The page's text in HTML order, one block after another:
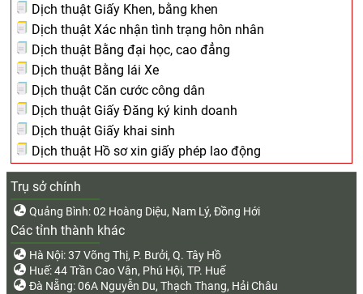
Dịch thuật Giấy Khen, bằng khen
Dịch thuật Xác nhận tình trạng hôn nhân
Dịch thuật Bằng đại học, cao đẳng
Dịch thuật Bằng lái Xe
Dịch thuật Căn cước công dân
Dịch thuật Giấy Đăng ký kinh doanh
Dịch thuật Giấy khai sinh
Dịch thuật Hồ sơ xin giấy phép lao động
Trụ sở chính
Quảng Bình: 02 Hoàng Diệu, Nam Lý, Đồng Hới
Các tỉnh thành khác
Hà Nội: 37 Võng Thị, P. Bưởi, Q. Tây Hồ
Huế: 44 Trần Cao Vân, Phú Hội, TP. Huế
Đà Nẵng: 06A Nguyễn Du, Thạch Thang, Hải Châu